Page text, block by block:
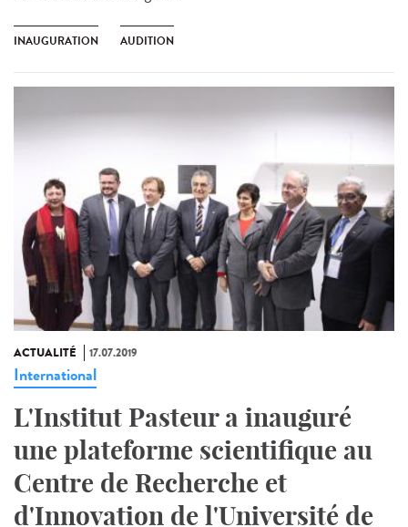
INAUGURATION AUDITION
ACTUALITÉ 17.07.2019
International
L'Institut Pasteur a inauguré
une plateforme scientifique au
Centre de Recherche et
d'Innovation de l'Université de